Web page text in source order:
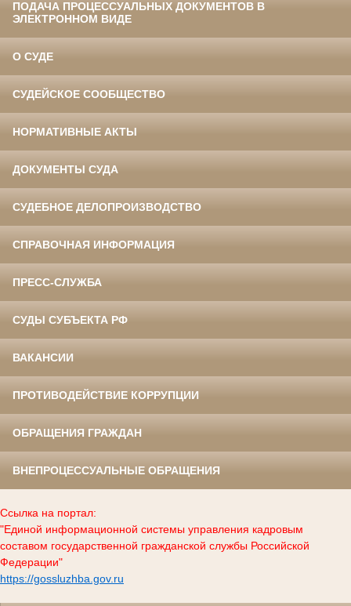
ПОДАЧА ПРОЦЕССУАЛЬНЫХ ДОКУМЕНТОВ В
ЭЛЕКТРОННОМ ВИДЕ
О СУДЕ
СУДЕЙСКОЕ СООБЩЕСТВО
НОРМАТИВНЫЕ АКТЫ
ДОКУМЕНТЫ СУДА
СУДЕБНОЕ ДЕЛОПРОИЗВОДСТВО
СПРАВОЧНАЯ ИНФОРМАЦИЯ
ПРЕСС-СЛУЖБА
СУДЫ СУБЪЕКТА РФ
ВАКАНСИИ
ПРОТИВОДЕЙСТВИЕ КОРРУПЦИИ
ОБРАЩЕНИЯ ГРАЖДАН
ВНЕПРОЦЕССУАЛЬНЫЕ ОБРАЩЕНИЯ
Ссылка на портал:
"Единой информационной системы управления кадровым
составом государственной гражданской службы Российской
Федерации"
https://gossluzhba.gov.ru